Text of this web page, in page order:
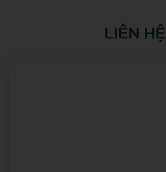
LIÊN HỆ